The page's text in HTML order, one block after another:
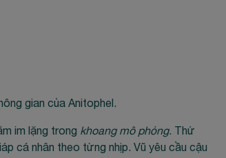
gian của Anitophel.
im lặng trong khoang mô phỏng. Thứ
cá nhân theo từng nhịp. Vũ yêu cầu cậu